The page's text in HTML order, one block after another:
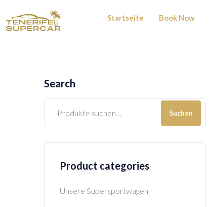
Startseite Book Now
Search
Suchen
Product categories
Unsere Supersportwagen